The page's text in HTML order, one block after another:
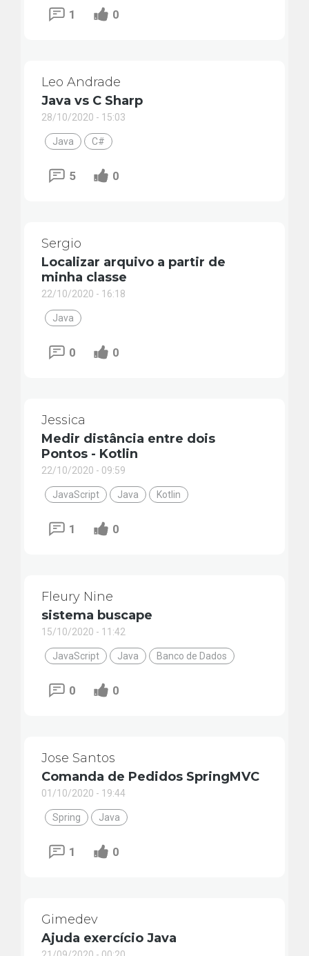
1 0
Leo Andrade
Java vs C Sharp
28/10/2020 - 15:03
Java C#
5 0
Sergio
Localizar arquivo a partir de
minha classe
22/10/2020 - 16:18
Java
0 0
Jessica
Medir distância entre dois
Pontos - Kotlin
22/10/2020 - 09:59
JavaScript Java Kotlin
1 0
Fleury Nine
sistema buscape
15/10/2020 - 11:42
JavaScript Java Banco de Dados
0 0
Jose Santos
Comanda de Pedidos SpringMVC
01/10/2020 - 19:44
Spring Java
1 0
Gimedev
Ajuda exercício Java